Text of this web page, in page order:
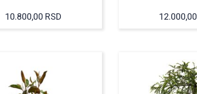
10.800,00 RSD 12.000,00